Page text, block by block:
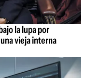
la lupa por
vieja interna